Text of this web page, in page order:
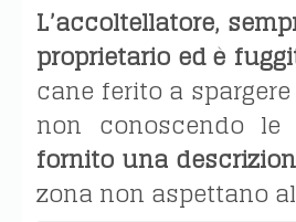
L’accoltellatore,
proprietario ed è
cane ferito a
non conoscendo le
fornito una
zona non aspettano